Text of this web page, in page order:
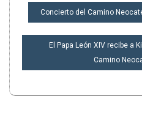
NAVEGACIÓN
DE
ENTRADAS
Concierto del Camino
El Papa León XIV recibe a
Camino